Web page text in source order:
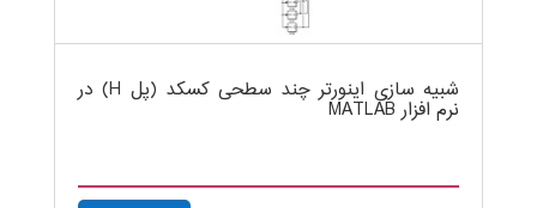
شبیه سازی اینورتر چند سطحی کسکد (پل H) در
نرم افزار MATLAB